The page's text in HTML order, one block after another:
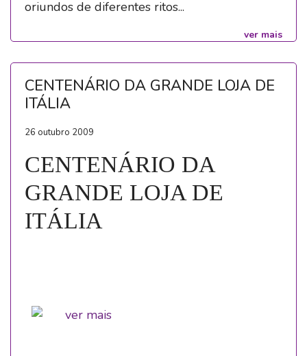
oriundos de diferentes ritos...
ver mais
CENTENÁRIO DA GRANDE LOJA DE
ITÁLIA
26 outubro 2009
CENTENÁRIO DA
GRANDE LOJA DE
ITÁLIA